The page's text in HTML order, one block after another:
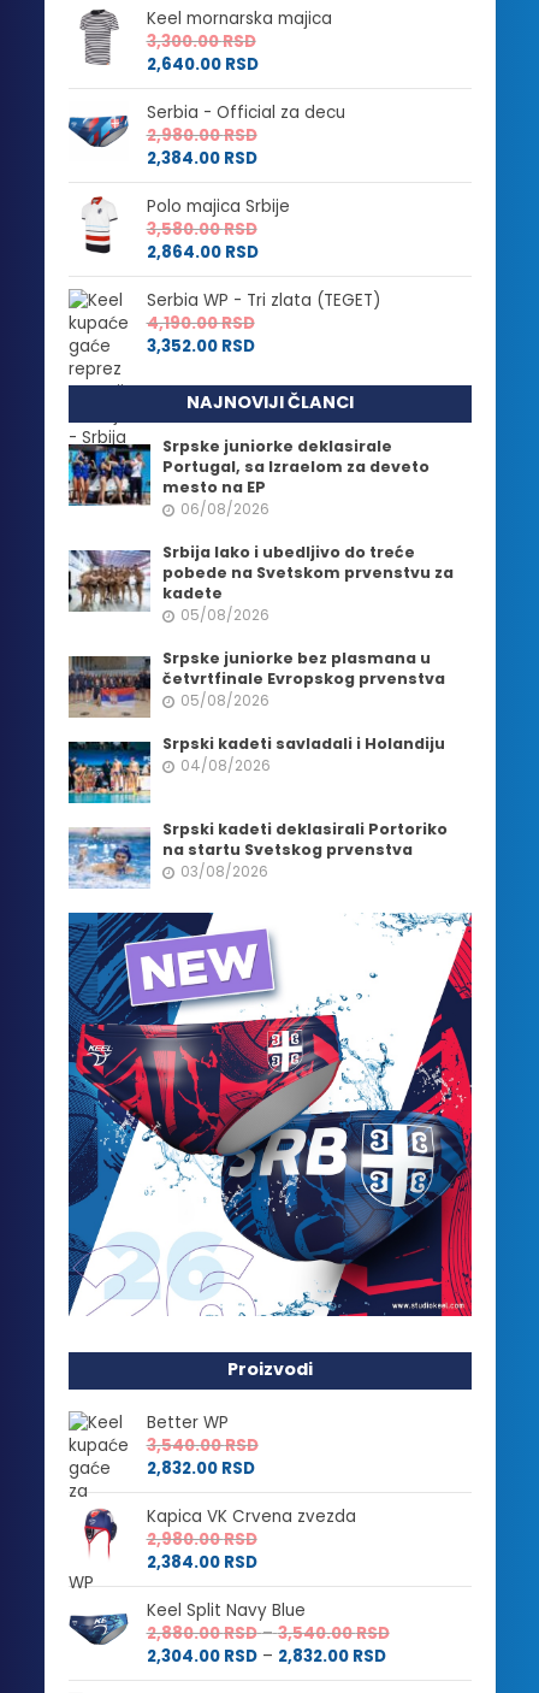
Keel mornarska majica
3,300.00RSD
2,640.00 RSD
Serbia - Official za decu
2,980.00RSD
2,384.00 RSD
Polo majica Srbije
3,580.00RSD
2,864.00 RSD
Serbia WP - Tri zlata (TEGET)
4,190.00RSD
3,352.00 RSD
NAJNOVIJI ČLANCI
Srpske juniorke deklasirale
Portugal, sa Izraelom za deveto
mesto na EP
06/08/2026
Srbija lako i ubedljivo do treće
pobede na Svetskom prvenstvu za
kadete
05/08/2026
Srpske juniorke bez plasmana u
četvrtfinale Evropskog prvenstva
05/08/2026
Srpski kadeti savladali i Holandiju
04/08/2026
Srpski kadeti deklasirali Portoriko
na startu Svetskog prvenstva
03/08/2026
Proizvodi
Better WP
3,540.00RSD
2,832.00 RSD
Kapica VK Crvena zvezda
2,980.00RSD
2,384.00 RSD
Keel Split Navy Blue
2,880.00RSD – 3,540.00RSDRaspon
od
2,304.00 RSD – 2,832.00 RSDRaspon
cena: